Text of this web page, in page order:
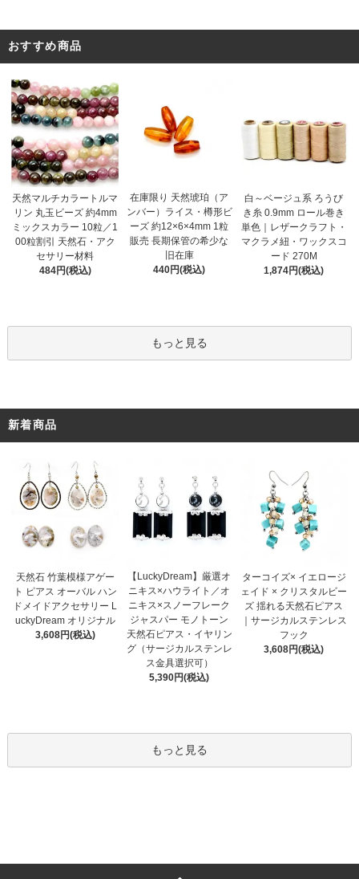
おすすめ商品
天然マルチカラートルマ
リン 丸玉ビーズ 約4mm
ミックスカラー 10粒／1
00粒割引 天然石・アク
セサリー材料
484円(税込)
在庫限り 天然琥珀（ア
ンバー）ライス・樽形ビ
ーズ 約12×6×4mm 1粒
販売 長期保管の希少な
旧在庫
440円(税込)
白～ベージュ系 ろうび
き糸 0.9mm ロール巻き
単色｜レザークラフト・
マクラメ紐・ワックスコ
ード 270M
1,874円(税込)
もっと見る
新着商品
天然石 竹葉模様アゲー
ト ピアス オーバル ハン
ドメイドアクセサリー L
uckyDream オリジナル
3,608円(税込)
【LuckyDream】厳選オ
ニキス×ハウライト／オ
ニキス×スノーフレーク
ジャスパー モノトーン
天然石ピアス・イヤリン
グ（サージカルステンレ
ス金具選択可）
5,390円(税込)
ターコイズ× イエロージ
ェイド × クリスタルビー
ズ 揺れる天然石ピアス
｜サージカルステンレス
フック
3,608円(税込)
もっと見る